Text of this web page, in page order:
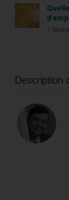
7
Description